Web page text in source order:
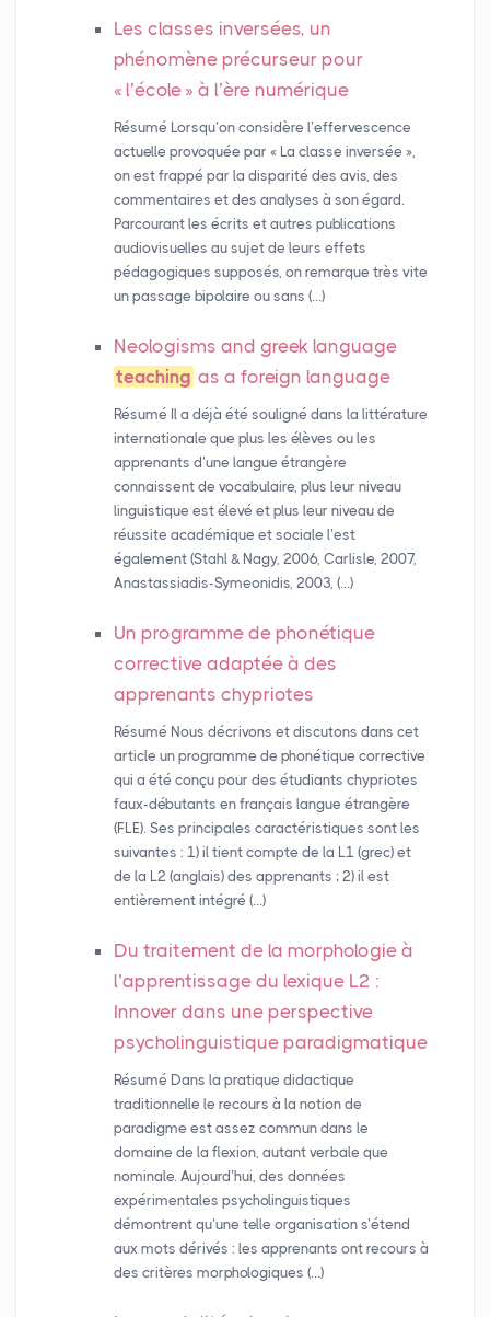
Les classes inversées, un
phénomène précurseur pour
« l’école » à l’ère numérique
Résumé Lorsqu’on considère l’effervescence
actuelle provoquée par « La classe inversée »,
on est frappé par la disparité des avis, des
commentaires et des analyses à son égard.
Parcourant les écrits et autres publications
audiovisuelles au sujet de leurs effets
pédagogiques supposés, on remarque très vite
un passage bipolaire ou sans (…)
Neologisms and greek language
teaching as a foreign language
Résumé Il a déjà été souligné dans la littérature
internationale que plus les élèves ou les
apprenants d’une langue étrangère
connaissent de vocabulaire, plus leur niveau
linguistique est élevé et plus leur niveau de
réussite académique et sociale l’est
également (Stahl & Nagy, 2006, Carlisle, 2007,
Anastassiadis-Symeonidis, 2003, (…)
Un programme de phonétique
corrective adaptée à des
apprenants chypriotes
Résumé Nous décrivons et discutons dans cet
article un programme de phonétique corrective
qui a été conçu pour des étudiants chypriotes
faux-débutants en français langue étrangère
(FLE). Ses principales caractéristiques sont les
suivantes : 1) il tient compte de la L1 (grec) et
de la L2 (anglais) des apprenants ; 2) il est
entièrement intégré (…)
Du traitement de la morphologie à
l’apprentissage du lexique L2 :
Innover dans une perspective
psycholinguistique paradigmatique
Résumé Dans la pratique didactique
traditionnelle le recours à la notion de
paradigme est assez commun dans le
domaine de la flexion, autant verbale que
nominale. Aujourd’hui, des données
expérimentales psycholinguistiques
démontrent qu’une telle organisation s’étend
aux mots dérivés : les apprenants ont recours à
des critères morphologiques (…)